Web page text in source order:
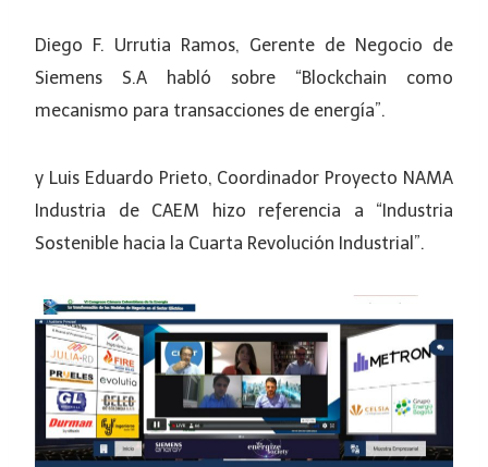
Diego F. Urrutia Ramos, Gerente de Negocio de
Siemens S.A habló sobre “Blockchain como
mecanismo para transacciones de energía”.
y Luis Eduardo Prieto, Coordinador Proyecto NAMA
Industria de CAEM hizo referencia a “Industria
Sostenible hacia la Cuarta Revolución Industrial”.